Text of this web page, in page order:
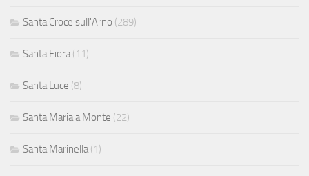
Santa Croce sull'Arno (289)
Santa Fiora (11)
Santa Luce (8)
Santa Maria a Monte (22)
Santa Marinella (1)